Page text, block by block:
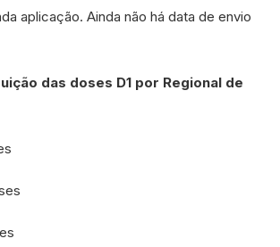
aplicação. Ainda não há data de envio
das doses D1 por Regional de